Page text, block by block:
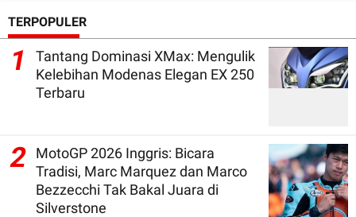
TERPOPULER
1
Tantang Dominasi XMax: Mengulik
Kelebihan Modenas Elegan EX 250
Terbaru
2
MotoGP 2026 Inggris: Bicara
Tradisi, Marc Marquez dan Marco
Bezzecchi Tak Bakal Juara di
Silverstone